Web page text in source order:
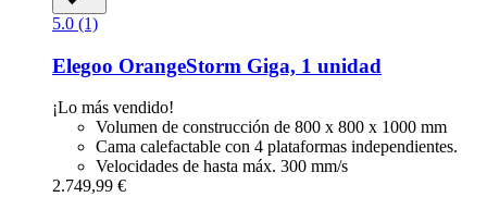
5.0 (1)
Elegoo OrangeStorm Giga, 1 unidad
¡Lo más vendido!
Volumen de construcción de 800 x 800 x 1000 mm
Cama calefactable con 4 plataformas independientes.
Velocidades de hasta máx. 300 mm/s
2.749,99 €